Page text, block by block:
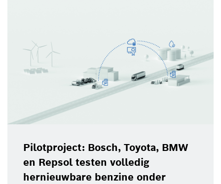
Pilotproject: Bosch, Toyota, BMW
en Repsol testen volledig
hernieuwbare benzine onder